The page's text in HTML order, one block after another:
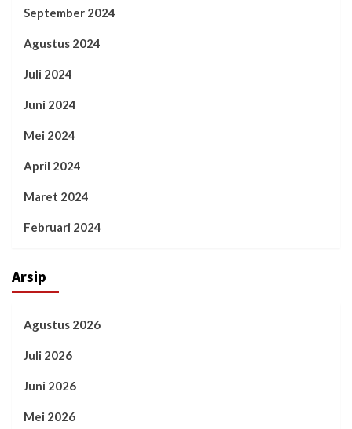
September 2024
Agustus 2024
Juli 2024
Juni 2024
Mei 2024
April 2024
Maret 2024
Februari 2024
Arsip
Agustus 2026
Juli 2026
Juni 2026
Mei 2026